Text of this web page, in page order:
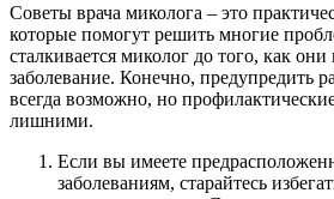
Советы врача миколога – это
которые помогут решить многие
сталкивается миколог до того, как они
заболевание. Конечно, предупредить
всегда возможно, но
лишними.
Если вы имеете
заболеваниям, старайтесь